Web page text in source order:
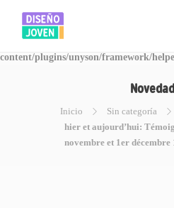
Warning: Invalid argument supplied for
/www/disegnojoven.com.ar/htdocs/wp-
content/plugins/unyson/framework/
Inicio Sin categoría
hier et aujourd’hui:
novembre et 1er décembre